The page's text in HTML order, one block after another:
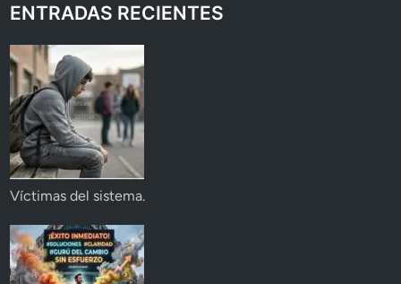
ENTRADAS RECIENTES
Víctimas del sistema.